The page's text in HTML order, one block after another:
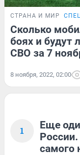
СТРАНА И МИР
Сколько
боях и будут
СВО за 7
8 ноября, 2022, 02:00
1
Еще
самого